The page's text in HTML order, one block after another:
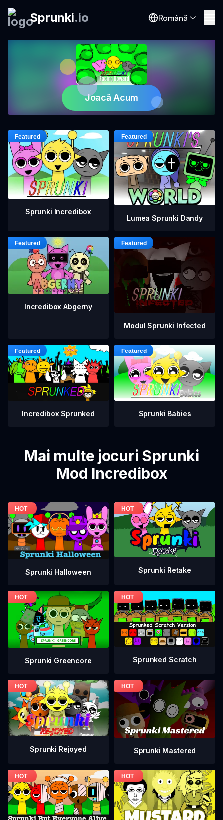
Sprunki.io Română
Joacă Acum
Sprunki Incredibox
Lumea Sprunki Dandy
Incredibox Abgerny
Modul Sprunki Infected
Incredibox Sprunked Sprunki Babies
Mai multe jocuri Sprunki
Mod Incredibox
Sprunki Halloween Sprunki Retake
Sprunki Greencore Sprunked Scratch
Sprunki Rejoyed Sprunki Mastered